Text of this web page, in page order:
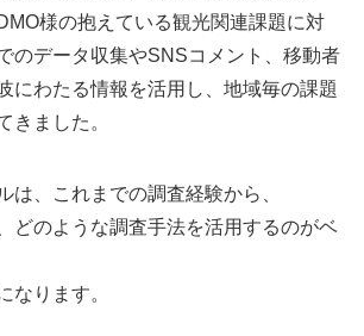
様の抱えている観光関連課題に対
のデータ収集やSNSコメント、移動者
にわたる情報を活用し、地域毎の課題
きました。
は、これまでの調査経験から、
どのような調査手法を活用するのがベ
なります。